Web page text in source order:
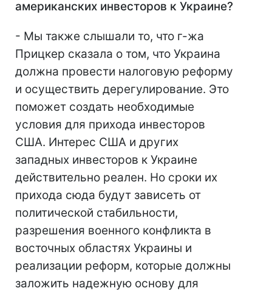
американских инвесторов к Украине?
- Мы также слышали то, что г-жа
Прицкер сказала о том, что Украина
должна провести налоговую реформу
и осуществить дерегулирование. Это
поможет создать необходимые
условия для прихода инвесторов
США. Интерес США и других
западных инвесторов к Украине
действительно реален. Но сроки их
прихода сюда будут зависеть от
политической стабильности,
разрешения военного конфликта в
восточных областях Украины и
реализации реформ, которые должны
заложить надежную основу для